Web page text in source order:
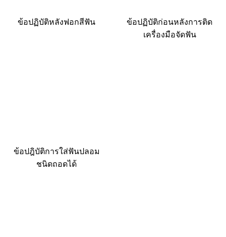
ข้อปฏิบัติหลังฟอกสีฟัน
ข้อปฎิบัติการใส่ฟันปลอม
ชนิดถอดได้
ข้อปฏิบัติก่อนหลังการติด
เครื่องมือจัดฟัน